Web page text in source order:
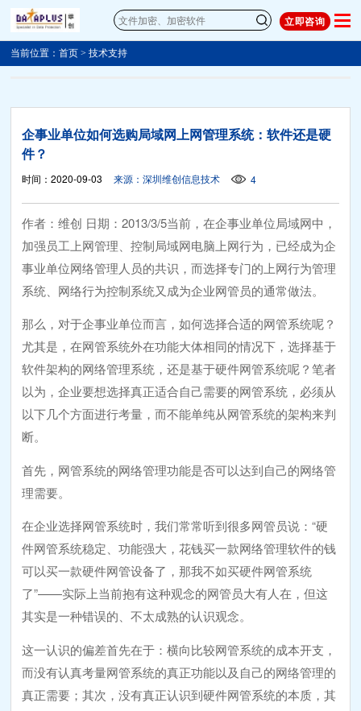
立即咨询
当前位置：首页 >技术支持
企事业单位如何选购局域网上网管理系统：软件还是硬
件？
时间：2020-09-03 来源：深圳维创信息技术 4
作者：维创 日期：2013/3/5当前，在企事业单位局域网中，
加强员工上网管理、控制局域网电脑上网行为，已经成为企
事业单位网络管理人员的共识，而选择专门的上网行为管理
系统、网络行为控制系统又成为企业网管员的通常做法。
那么，对于企事业单位而言，如何选择合适的网管系统呢？
尤其是，在网管系统外在功能大体相同的情况下，选择基于
软件架构的网络管理系统，还是基于硬件网管系统呢？笔者
以为，企业要想选择真正适合自己需要的网管系统，必须从
以下几个方面进行考量，而不能单纯从网管系统的架构来判
断。
首先，网管系统的网络管理功能是否可以达到自己的网络管
理需要。
在企业选择网管系统时，我们常常听到很多网管员说：“硬
件网管系统稳定、功能强大，花钱买一款网络管理软件的钱
可以买一款硬件网管设备了，那我不如买硬件网管系统
了”——实际上当前抱有这种观念的网管员大有人在，但这
其实是一种错误的、不太成熟的认识观念。
这一认识的偏差首先在于：横向比较网管系统的成本开支，
而没有认真考量网管系统的真正功能以及自己的网络管理的
真正需要；其次，没有真正认识到硬件网管系统的本质，其